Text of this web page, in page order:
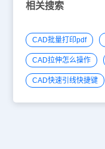
相关搜索
CAD批量打印pdf
CAD拉伸怎么操作
CAD快速引线快捷键